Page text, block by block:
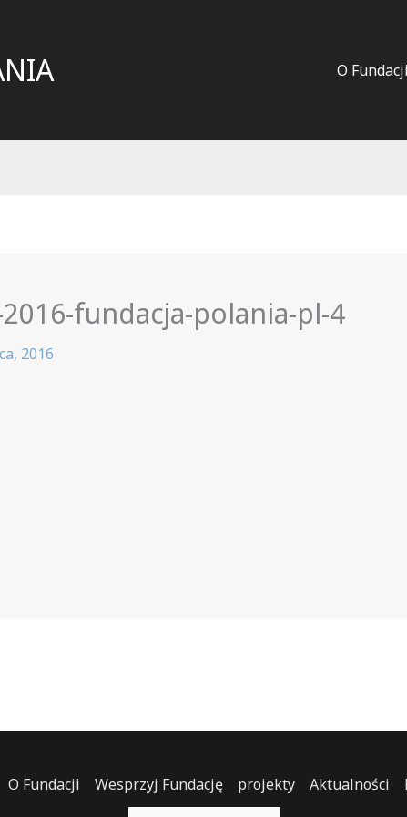
O Fundacji
fundacja-polania-pl-4
2016
O Fundacji Wesprzyj Fundację projekty Aktualności